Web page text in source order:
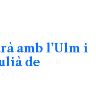
amb l’Ulm i
de